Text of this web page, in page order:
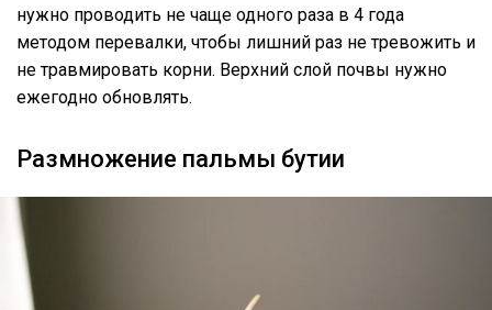
нужно проводить не чаще одного раза в 4 года
методом перевалки, чтобы лишний раз не тревожить и
не травмировать корни. Верхний слой почвы нужно
ежегодно обновлять.
Размножение пальмы бутии